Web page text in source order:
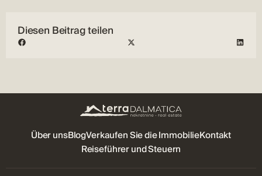
Diesen Beitrag teilen
Über unsBlogVerkaufen Sie die ImmobilieKontakt
Reiseführer und Steuern